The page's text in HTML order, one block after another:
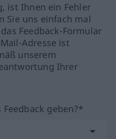
ist Ihnen ein Fehler
Sie uns einfach mal
Feedback-Formular
Adresse ist
unserem
Ihrer
geben?*